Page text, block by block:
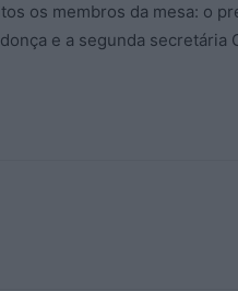
os membros da mesa: o
e a segunda secretária